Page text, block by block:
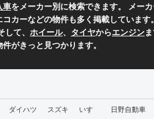
車をメーカー別に検索できます。 メー
カーなどの物件も多く掲載していま
て、 ホイール、 タイヤからエンジン
がきっと見つかります。
ダイハツ スズキ いすゞ 日野自動車